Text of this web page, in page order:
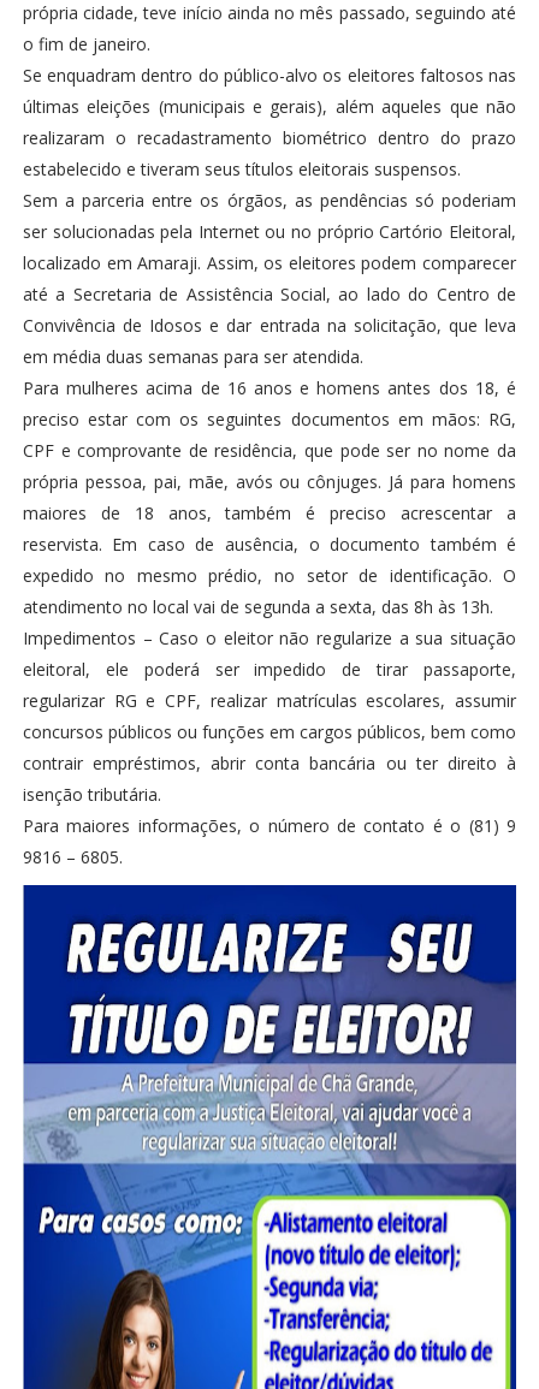
própria cidade, teve início ainda no mês passado, seguindo até
o fim de janeiro.
Se enquadram dentro do público-alvo os eleitores faltosos nas
últimas eleições (municipais e gerais), além aqueles que não
realizaram o recadastramento biométrico dentro do prazo
estabelecido e tiveram seus títulos eleitorais suspensos.
Sem a parceria entre os órgãos, as pendências só poderiam
ser solucionadas pela Internet ou no próprio Cartório Eleitoral,
localizado em Amaraji. Assim, os eleitores podem comparecer
até a Secretaria de Assistência Social, ao lado do Centro de
Convivência de Idosos e dar entrada na solicitação, que leva
em média duas semanas para ser atendida.
Para mulheres acima de 16 anos e homens antes dos 18, é
preciso estar com os seguintes documentos em mãos: RG,
CPF e comprovante de residência, que pode ser no nome da
própria pessoa, pai, mãe, avós ou cônjuges. Já para homens
maiores de 18 anos, também é preciso acrescentar a
reservista. Em caso de ausência, o documento também é
expedido no mesmo prédio, no setor de identificação. O
atendimento no local vai de segunda a sexta, das 8h às 13h.
Impedimentos – Caso o eleitor não regularize a sua situação
eleitoral, ele poderá ser impedido de tirar passaporte,
regularizar RG e CPF, realizar matrículas escolares, assumir
concursos públicos ou funções em cargos públicos, bem como
contrair empréstimos, abrir conta bancária ou ter direito à
isenção tributária.
Para maiores informações, o número de contato é o (81) 9
9816 – 6805.